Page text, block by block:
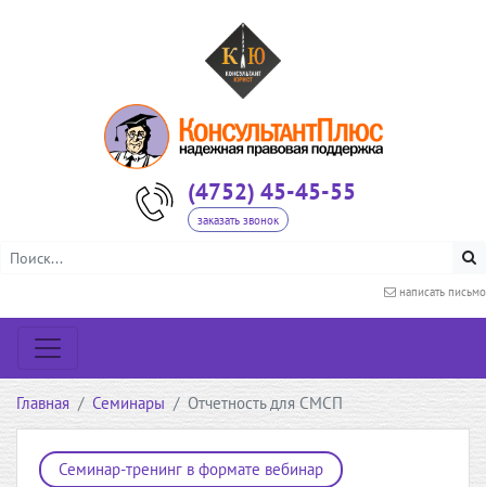
(4752) 45-45-55
заказать звонок
написать письмо
Главная Семинары Отчетность для СМСП
Семинар-тренинг в формате вебинар